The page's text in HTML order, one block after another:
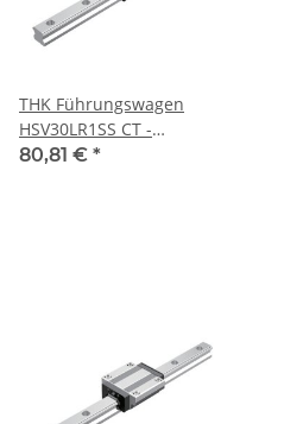
THK Führungswagen
HSV30LR1SS CT -
Stahlschlitten
80,81 € *